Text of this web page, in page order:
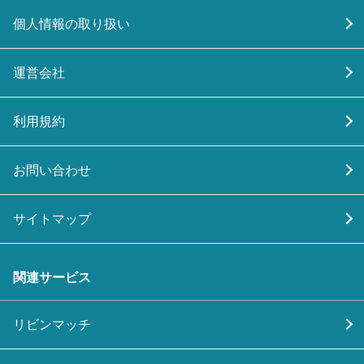
個人情報の取り扱い
運営会社
利用規約
お問い合わせ
サイトマップ
関連サービス
リビンマッチ